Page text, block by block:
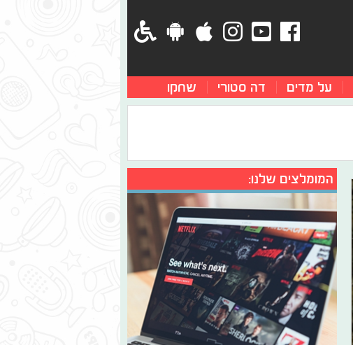
על מדים דה סטורי שחקו
המומלצים שלנו: